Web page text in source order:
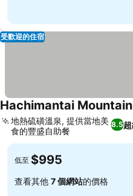
受歡迎的住宿
Hachimantai
8.5
地熱硫磺溫泉, 提供當地美
食的豐盛自助餐
低至 $995
查看其他 7 個網站的價格